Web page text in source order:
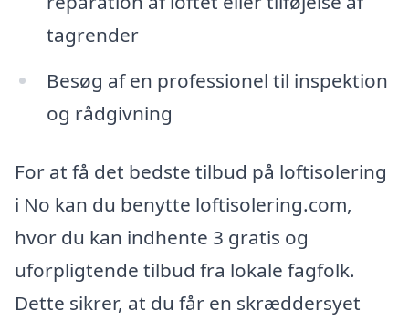
tagrender
Besøg af en professionel til inspektion
og rådgivning
For at få det bedste tilbud på loftisolering
i No kan du benytte loftisolering.com,
hvor du kan indhente 3 gratis og
uforpligtende tilbud fra lokale fagfolk.
Dette sikrer, at du får en skræddersyet